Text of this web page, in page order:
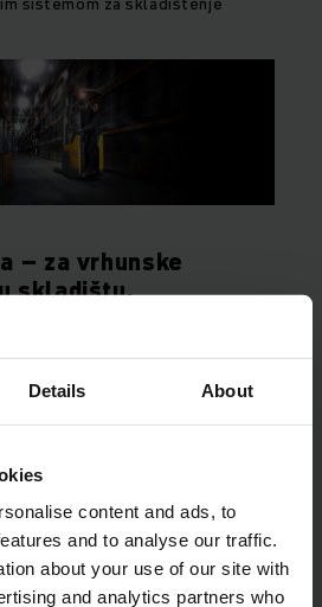
Details About
content and ads, to
and to analyse our traffic.
about your use of our site with
and analytics partners who
– za vrhunske
skladištu.